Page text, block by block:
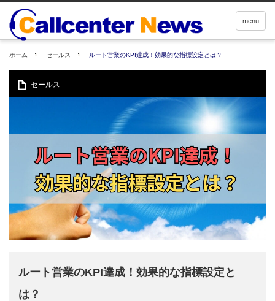
menu
ホーム セールス ルート営業のKPI達成！効果的な指標設定とは？
セールス
ルート営業のKPI達成！効果的な指標設定と
は？